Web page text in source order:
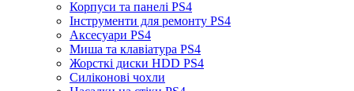
Корпуси та панелі PS4
Інструменти для ремонту PS4
Аксесуари PS4
Миша та клавіатура PS4
Жорсткі диски HDD PS4
Силіконові чохли